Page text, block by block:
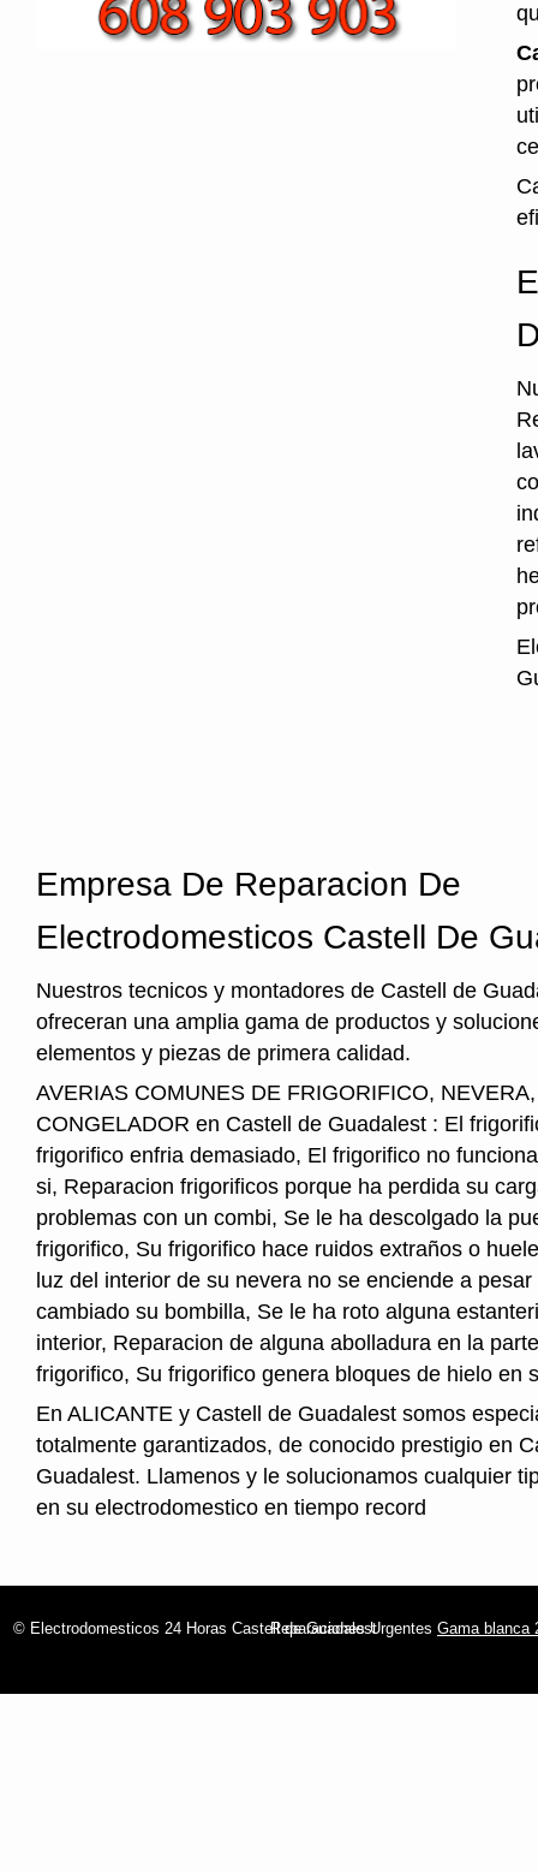
Empresa De Reparacion De
Electrodomesticos Castell De
Nuestros tecnicos y montadores de Castell de
ofreceran una amplia gama de productos y
elementos y piezas de primera calidad.
AVERIAS COMUNES DE FRIGORIFICO,
CONGELADOR en Castell de Guadalest : El
frigorifico enfria demasiado, El frigorifico no
si, Reparacion frigorificos porque ha perdida su
problemas con un combi, Se le ha descolgado la
frigorifico, Su frigorifico hace ruidos extraños o
luz del interior de su nevera no se enciende a
cambiado su bombilla, Se le ha roto alguna
interior, Reparacion de alguna abolladura en la
frigorifico, Su frigorifico genera bloques de hielo en
En ALICANTE y Castell de Guadalest somos
totalmente garantizados, de conocido prestigio en
Guadalest. Llamenos y le solucionamos cualquier
en su electrodomestico en tiempo record
© Electrodomesticos 24 Horas Castell de Guadalest
Reparaciones Urgentes Gama blanca